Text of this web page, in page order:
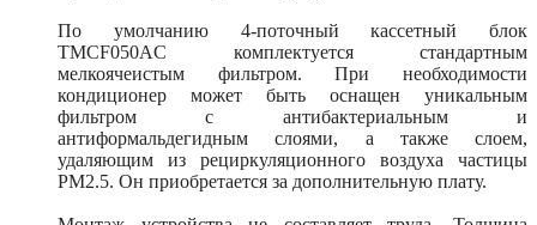
По умолчанию 4-поточный кассетный блок
TMCF050AС комплектуется стандартным
мелкоячеистым фильтром. При необходимости
кондиционер может быть оснащен уникальным
фильтром с антибактериальным и
антиформальдегидным слоями, а также слоем,
удаляющим из рециркуляционного воздуха частицы
PM2.5. Он приобретается за дополнительную плату.